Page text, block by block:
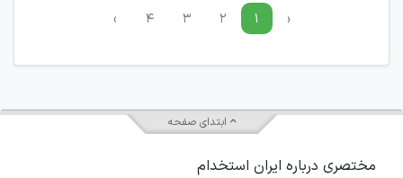
‹ ۱ ۲ ۳ ۴ ›
ابتدای صفحه
مختصری درباره ایران استخدام